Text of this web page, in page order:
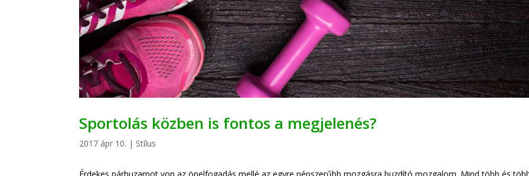
Sportolás közben is fontos a megjelenés?
2017 ápr 10. | Stílus